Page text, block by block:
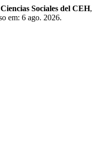
Sociales del CEH,
em: 6 ago. 2026.